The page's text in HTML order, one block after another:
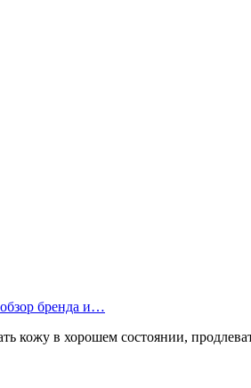
бренда и…
кожу в хорошем состоянии,